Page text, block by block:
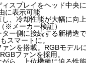
スプレイをヘッド中央
に表示可能
、冷却性能が大幅に向
※メーカー検証）
ー側に接続する新構造
スマートに。
ンを搭載。RGBモデル
ファンを採用。